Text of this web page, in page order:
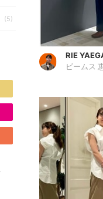
(5)
RIE
ビームス